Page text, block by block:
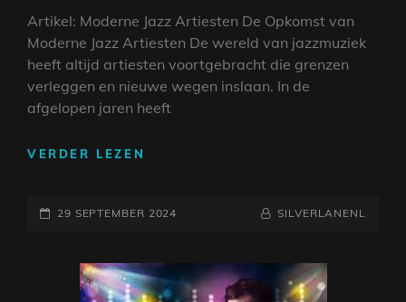
Artikel: Moderne Jazz Artiesten De Opkomst van
Moderne Jazz Artiesten De wereld van jazzmuziek
heeft altijd artiesten voortgebracht die grenzen
verleggen en nieuwe wegen inslaan. In de
afgelopen jaren heeft
VERDER LEZEN
KLANKEN
JAZZ
ARTIESTEN
GEPLAATST
29 SEPTEMBER 2024 NAAMREGEL
BYLINE
SILVERLANENL